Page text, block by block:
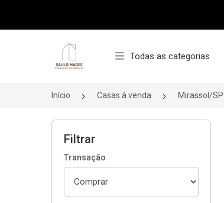
Página inicial
Todas as categorias
Início Casas à venda Mirassol/SP
Filtrar
Transação